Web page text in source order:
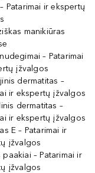
Patarimai ir ekspertų
manikiūras
– Patarimai
įžvalgos
dermatitas –
ir ekspertų įžvalgos
dermatitas –
ir ekspertų įžvalgos
E – Patarimai ir
įžvalgos
paakiai – Patarimai ir
įžvalgos